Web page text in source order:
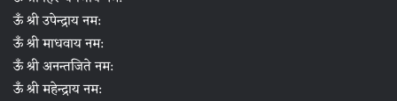
ऊँ श्री उपेन्द्राय नम:
ऊँ श्री माधवाय नम:
ऊँ श्री अनन्तजिते नम:
ऊँ श्री महेन्द्राय नम: